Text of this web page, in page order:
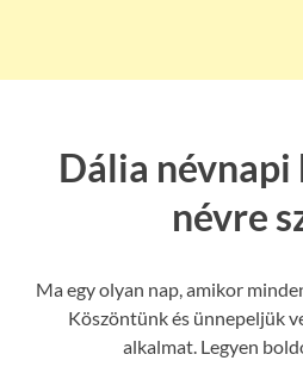
Dália
névre
Ma egy olyan nap, amikor
Köszöntünk és ünnepeljük
alkalmat. Legyen